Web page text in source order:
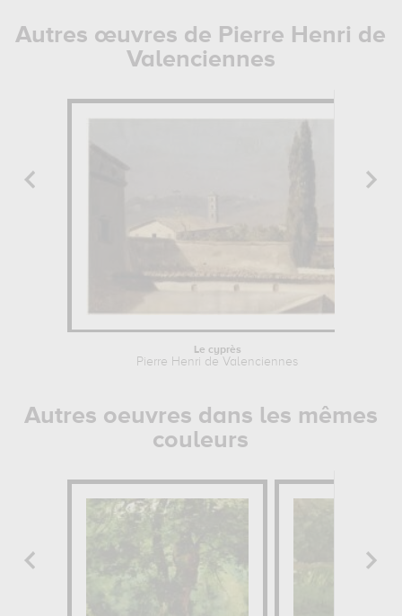
Autres œuvres de Pierre Henri de
Valenciennes
Le cyprès
Pierre Henri de Valenciennes
Autres oeuvres dans les mêmes
couleurs